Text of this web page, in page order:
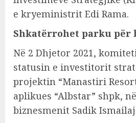
e kryeministrit Edi Rama.
Shkatërrohet parku për
Në 2 Dhjetor 2021,
statusin e investitorit
projektin “Manastiri
aplikues “Albstar” shpk,
biznesmenit Sadik